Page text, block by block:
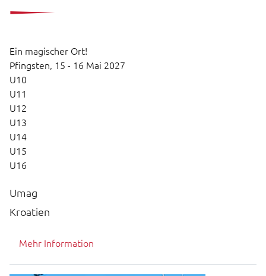
Ein magischer Ort!
Pfingsten, 15 - 16 Mai 2027
U10
U11
U12
U13
U14
U15
U16
Umag
Kroatien
Mehr Information